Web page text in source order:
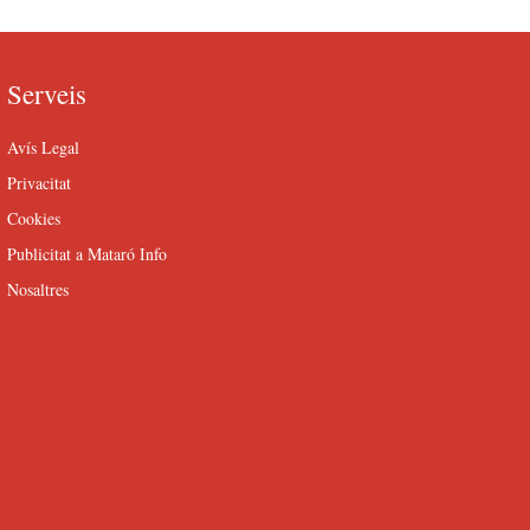
Serveis
Avís Legal
Privacitat
Cookies
Publicitat a Mataró Info
Nosaltres